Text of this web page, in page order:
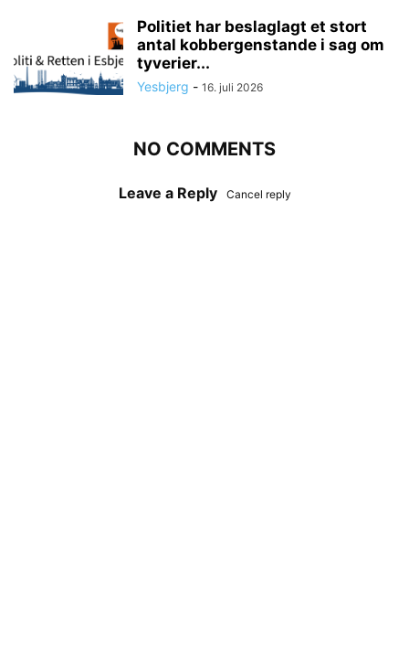
Politiet har beslaglagt et stort
antal kobbergenstande i sag om
tyverier...
Yesbjerg - 16. juli 2026
NO COMMENTS
Leave a Reply Cancel reply